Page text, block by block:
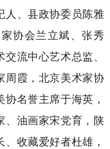
人、县政协委员陈雅
协会兰立斌、张秀
流中心艺术总监、
周霞，北京美术家协
名誉主席于海英，
、油画家宋党育，陕
收藏爱好者杜雄，